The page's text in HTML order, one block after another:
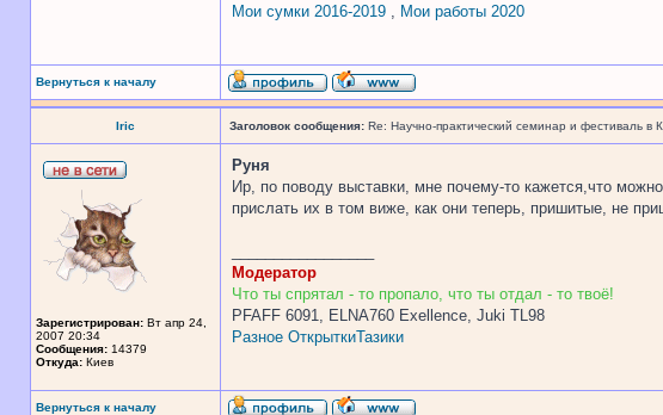
Мои сумки 2016-2019 , Мои работы 2020
Вернуться к началу
Iric Заголовок сообщения: Re: Научно-практический семинар и фестиваль в
Зарегистрирован: Вт апр 24,
2007 20:34
Сообщения: 14379
Откуда: Киев
Руня
Ир, по поводу выставки, мне почему-то кажется,что
прислать их в том виже, как они теперь, пришитые, не
Модератор
Что ты спрятал - то пропало, что ты отдал - то твоё!
PFAFF 6091, ELNA760 Exellence, Juki TL98
Разное ОткрыткиТазики
Вернуться к началу